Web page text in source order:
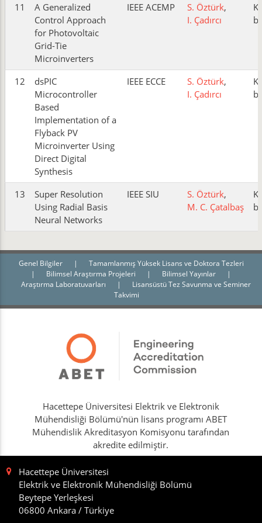
11
A Generalized
Control Approach
for Photovoltaic
Grid-Tie
Microinverters
IEEE ACEMP S. Öztürk,
I. Çadırcı
12
dsPIC
Microcontroller
Based
Implementation of a
Flyback PV
Microinverter Using
Direct Digital
Synthesis
IEEE ECCE S. Öztürk,
I. Çadırcı
13
Super Resolution
Using Radial Basis
Neural Networks
IEEE SIU S. Öztürk,
M. C. Çatalbaş
Genel Bilgiler |
Tamamlanmış Yüksek Lisans ve Doktora Tezleri
|
Bilimsel Araştırma Projeleri | Bilimsel Yayınlar
|
Araştırma Laboratuvarları
|
Lisansüstü Tez Savunma ve Seminer
Takvimi
Hacettepe Üniversitesi Elektrik ve Elektronik
Mühendisliği Bölümü'nün lisans programı ABET
Mühendislik Akreditasyon Komisyonu tarafından
akredite edilmiştir.
Hacettepe Üniversitesi
Elektrik ve Elektronik Mühendisliği Bölümü
Beytepe Yerleşkesi
06800 Ankara / Türkiye